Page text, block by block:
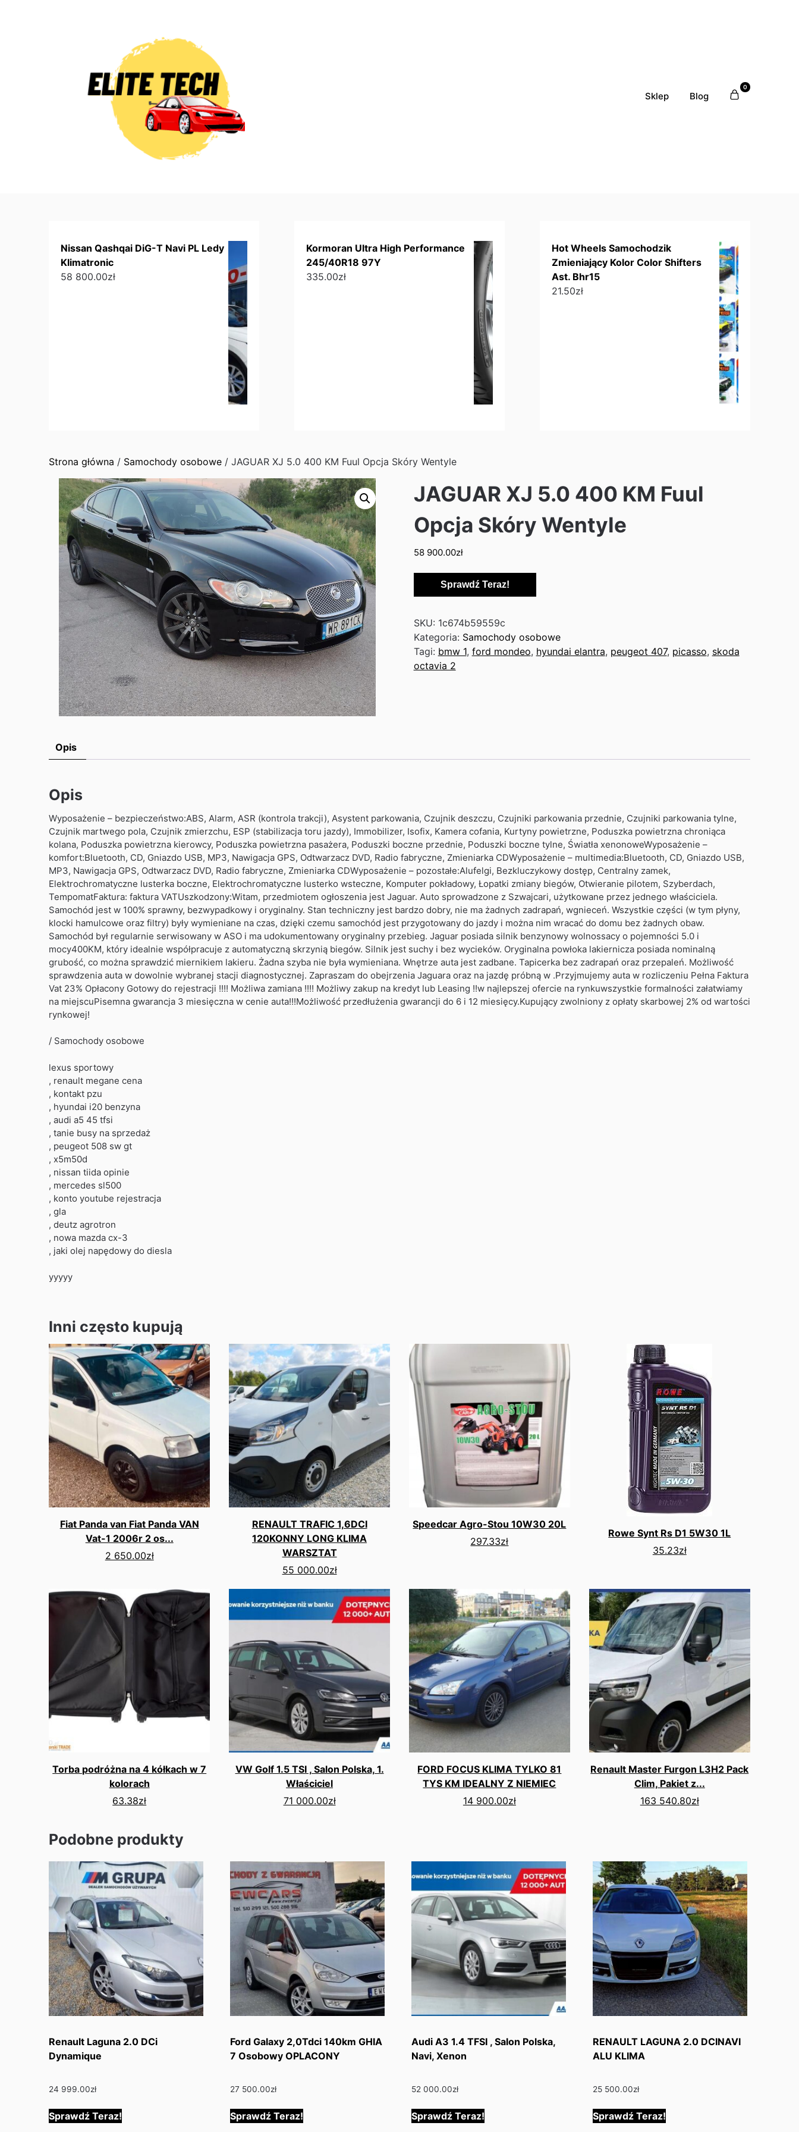
Sklep Blog
0
Nissan Qashqai DiG-T Navi PL Ledy
Klimatronic
58 800.00zł
Kormoran Ultra High Performance
245/40R18 97Y
335.00zł
Hot Wheels Samochodzik
Zmieniający Kolor Color Shifters
Ast. Bhr15
21.50zł
Strona główna / Samochody osobowe / JAGUAR XJ 5.0 400 KM Fuul Opcja Skóry Wentyle
JAGUAR XJ 5.0 400 KM Fuul
Opcja Skóry Wentyle
58 900.00zł
Sprawdź Teraz!
SKU: 1c674b59559c
Kategoria: Samochody osobowe
Tagi: bmw 1, ford mondeo, hyundai elantra, peugeot 407, picasso, skoda
octavia 2
Opis
Opis
Wyposażenie – bezpieczeństwo:ABS, Alarm, ASR (kontrola trakcji), Asystent parkowania, Czujnik deszczu, Czujniki parkowania przednie, Czujniki parkowania tylne,
Czujnik martwego pola, Czujnik zmierzchu, ESP (stabilizacja toru jazdy), Immobilizer, Isofix, Kamera cofania, Kurtyny powietrzne, Poduszka powietrzna chroniąca
kolana, Poduszka powietrzna kierowcy, Poduszka powietrzna pasażera, Poduszki boczne przednie, Poduszki boczne tylne, Światła xenonoweWyposażenie –
komfort:Bluetooth, CD, Gniazdo USB, MP3, Nawigacja GPS, Odtwarzacz DVD, Radio fabryczne, Zmieniarka CDWyposażenie – multimedia:Bluetooth, CD, Gniazdo USB,
MP3, Nawigacja GPS, Odtwarzacz DVD, Radio fabryczne, Zmieniarka CDWyposażenie – pozostałe:Alufelgi, Bezkluczykowy dostęp, Centralny zamek,
Elektrochromatyczne lusterka boczne, Elektrochromatyczne lusterko wsteczne, Komputer pokładowy, Łopatki zmiany biegów, Otwieranie pilotem, Szyberdach,
TempomatFaktura: faktura VATUszkodzony:Witam, przedmiotem ogłoszenia jest Jaguar. Auto sprowadzone z Szwajcari, użytkowane przez jednego właściciela.
Samochód jest w 100% sprawny, bezwypadkowy i oryginalny. Stan techniczny jest bardzo dobry, nie ma żadnych zadrapań, wgnieceń. Wszystkie części (w tym płyny,
klocki hamulcowe oraz filtry) były wymieniane na czas, dzięki czemu samochód jest przygotowany do jazdy i można nim wracać do domu bez żadnych obaw.
Samochód był regularnie serwisowany w ASO i ma udokumentowany oryginalny przebieg. Jaguar posiada silnik benzynowy wolnossacy o pojemności 5.0 i
mocy400KM, który idealnie współpracuje z automatyczną skrzynią biegów. Silnik jest suchy i bez wycieków. Oryginalna powłoka lakiernicza posiada nominalną
grubość, co można sprawdzić miernikiem lakieru. Żadna szyba nie była wymieniana. Wnętrze auta jest zadbane. Tapicerka bez zadrapań oraz przepaleń. Możliwość
sprawdzenia auta w dowolnie wybranej stacji diagnostycznej. Zapraszam do obejrzenia Jaguara oraz na jazdę próbną w .Przyjmujemy auta w rozliczeniu Pełna Faktura
Vat 23% Opłacony Gotowy do rejestracji !!!! Możliwa zamiana !!!! Możliwy zakup na kredyt lub Leasing !!w najlepszej ofercie na rynkuwszystkie formalności załatwiamy
na miejscuPisemna gwarancja 3 miesięczna w cenie auta!!!Możliwość przedłużenia gwarancji do 6 i 12 miesięcy.Kupujący zwolniony z opłaty skarbowej 2% od wartości
rynkowej!
/ Samochody osobowe
lexus sportowy
, renault megane cena
, kontakt pzu
, hyundai i20 benzyna
, audi a5 45 tfsi
, tanie busy na sprzedaż
, peugeot 508 sw gt
, x5m50d
, nissan tiida opinie
, mercedes sl500
, konto youtube rejestracja
, gla
, deutz agrotron
, nowa mazda cx-3
, jaki olej napędowy do diesla
yyyyy
Inni często kupują
Fiat Panda van Fiat Panda VAN
Vat-1 2006r 2 os...
2 650.00zł
RENAULT TRAFIC 1,6DCI
120KONNY LONG KLIMA
WARSZTAT
55 000.00zł
Speedcar Agro-Stou 10W30 20L
297.33zł
Rowe Synt Rs D1 5W30 1L
35.23zł
Torba podróżna na 4 kółkach w 7
kolorach
63.38zł
VW Golf 1.5 TSI , Salon Polska, 1.
Właściciel
71 000.00zł
FORD FOCUS KLIMA TYLKO 81
TYS KM IDEALNY Z NIEMIEC
14 900.00zł
Renault Master Furgon L3H2 Pack
Clim, Pakiet z...
163 540.80zł
Podobne produkty
Renault Laguna 2.0 DCi
Dynamique
24 999.00zł
Sprawdź Teraz!
Ford Galaxy 2,0Tdci 140km GHIA
7 Osobowy OPLACONY
27 500.00zł
Sprawdź Teraz!
Audi A3 1.4 TFSI , Salon Polska,
Navi, Xenon
52 000.00zł
Sprawdź Teraz!
RENAULT LAGUNA 2.0 DCINAVI
ALU KLIMA
25 500.00zł
Sprawdź Teraz!